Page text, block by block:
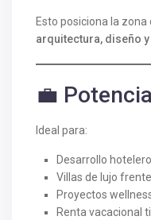
Esto posiciona la
arquitectura, diseño
💼
Ideal para:
Desarrollo
Villas de lujo
Proyectos
Renta vacacional